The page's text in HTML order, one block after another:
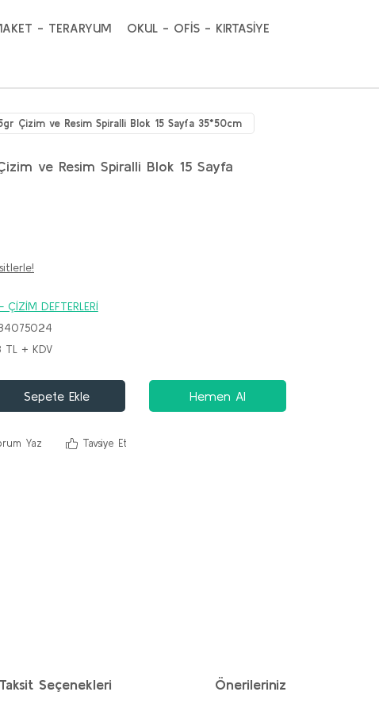
- TERARYUM OKUL - OFİS - KIRTASİYE
Çizim ve Resim Spiralli Blok 15 Sayfa 35*50cm
ve Resim Spiralli Blok 15 Sayfa
ÇİZİM DEFTERLERİ
TL + KDV
Sepete Ekle Hemen Al
Yaz Tavsiye Et
Taksit Seçenekleri Önerileriniz